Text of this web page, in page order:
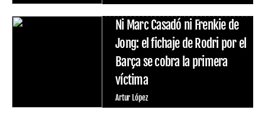
Ni Marc Casadó ni Frenkie de
Jong: el fichaje de Rodri por el
Barça se cobra la primera
víctima
Artur López